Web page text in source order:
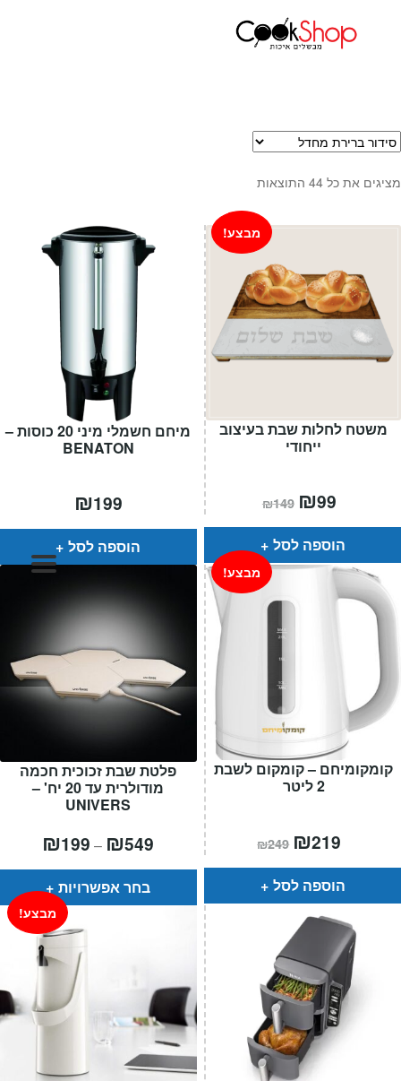
סירים
מחבתות
מוצרי חשמל למטבח
גאדג'טס וכלי מטבח
אחסון למטבח
סכינים
אפייה
קפה ותה
גיפט קארד
חגים
מתכונים שלכם
עגלת קניות
תשלום
עמוד הבית מוצרי חשמל למטבח
מציגים את כל ⁦44⁩ התוצאות
מיחם חשמלי מיני 20 כוסות –
BENATON
₪199
הוספה לסל
משטח לחלות שבת בעיצוב
ייחודי
מבצע!
₪149 המחיר
המקורי
היה:
₪149.
₪99
הוא:
הוספה לסל
פלטת שבת זכוכית חכמה
מודולרית עד 20 יח' –
UNIVERS
₪199 – ₪549
⁦₪199⁩
בחר אפשרויות
קומקומיחם – קומקום לשבת
2 ליטר
מבצע!
₪249 המחיר
המקורי
היה:
₪249.
₪219
הוא:
הוספה לסל
מבצע!